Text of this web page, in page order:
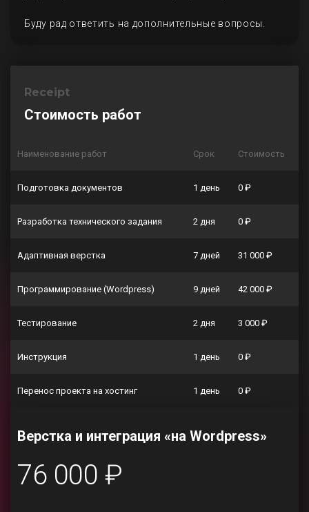
Буду рад ответить на дополнительные вопросы.
Receipt
Стоимость работ
Наименование работ Срок Стоимость
Подготовка документов 1 день 0 ₽
Разработка технического задания 2 дня 0 ₽
Адаптивная верстка 7 дней 31 000 ₽
Программирование (Wordpress) 9 дней 42 000 ₽
Тестирование 2 дня 3 000 ₽
Инструкция 1 день 0 ₽
Перенос проекта на хостинг 1 день 0 ₽
Верстка и интеграция «на Wordpress»
76 000 ₽